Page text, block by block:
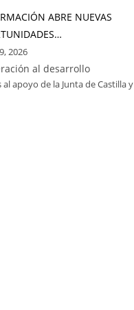
ABRE NUEVAS
2026
al desarrollo
al apoyo de la Junta de Castilla y